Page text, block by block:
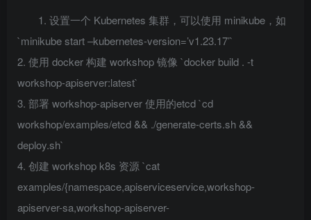
1. 设置一个 Kubernetes 集群，可以使用 minikube，如
`minikube start –kubernetes-version=’v1.23.17’`
2. 使用 docker 构建 workshop 镜像 `docker build . -t
workshop-apiserver:latest`
3. 部署 workshop-apiserver 使用的etcd `cd
workshop/examples/etcd && ./generate-certs.sh &&
deploy.sh`
4. 创建 workshop k8s 资源 `cat
examples/{namespace,apiserviceservice,workshop-
apiserver-sa,workshop-apiserver-